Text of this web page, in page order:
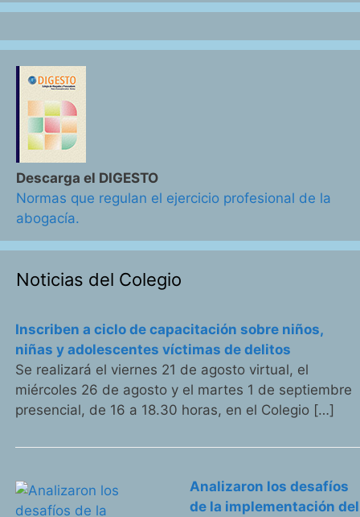
Descarga el DIGESTO
Normas que regulan el ejercicio profesional de la
abogacía.
Noticias del Colegio
Inscriben a ciclo de capacitación sobre niños,
niñas y adolescentes víctimas de delitos
Se realizará el viernes 21 de agosto virtual, el
miércoles 26 de agosto y el martes 1 de septiembre
presencial, de 16 a 18.30 horas, en el Colegio […]
Analizaron los desafíos
de la implementación del